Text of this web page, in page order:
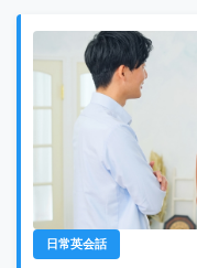
日常英会話